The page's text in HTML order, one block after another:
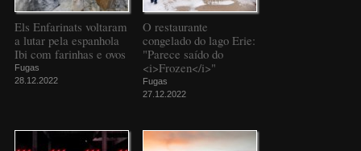
Els Enfarinats voltaram
a lutar pela espanhola
Ibi com farinhas e ovos
Fugas
28.12.2022
O restaurante
congelado do lago Erie:
"Parece saído do
<i>Frozen</i>"
Fugas
27.12.2022